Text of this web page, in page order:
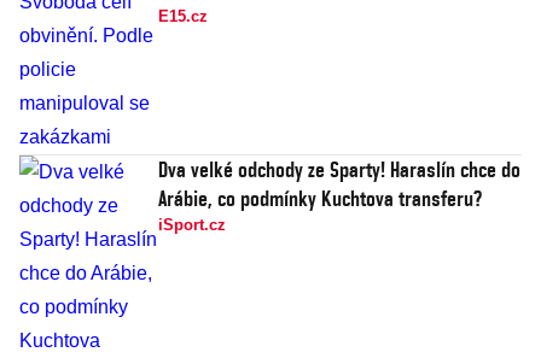
E15.cz
Dva velké odchody ze Sparty! Haraslín chce do
Arábie, co podmínky Kuchtova transferu?
iSport.cz